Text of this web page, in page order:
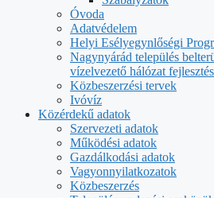
Óvoda
Adatvédelem
Helyi Esélyegynlőségi
Nagynyárád település
vízelvezető hálózat
Közbeszerzési tervek
Ivóvíz
Közérdekű adatok
Szervezeti adatok
Működési adatok
Gazdálkodási adatok
Vagyonnyilatkozatok
Közbeszerzés